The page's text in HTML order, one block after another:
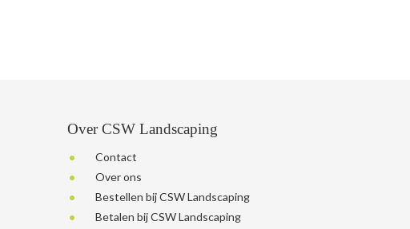
Over CSW Landscaping
Contact
Over ons
Bestellen bij CSW Landscaping
Betalen bij CSW Landscaping